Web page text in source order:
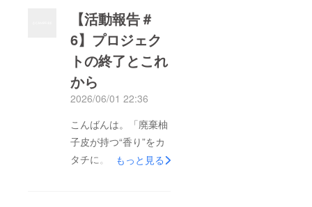
す。ヤマトとの契約も
済み、あとは最終検品
して配送ラベルを印刷
して張って集荷依頼を
するだけ。と言いつ
は直接お届けに行けた
らなとも思っているの
で、お届けタイミング
【活動報告＃
6】プロジェク
トの終了とこれ
から
2026/06/01 22:36
こんばんは。「廃棄柚
子皮が持つ“香り”をカ
タチに。『柚之滴』
もっと見る